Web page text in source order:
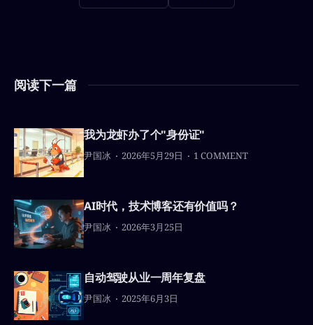
阅读下一篇
我为龙虾办了个"身份证"
尹国冰 2026年5月29日 1 COMMENT
AI时代，技术博客还有价值吗？
尹国冰 2026年3月25日
自动驾驶从业一周年复盘
尹国冰 2025年6月3日